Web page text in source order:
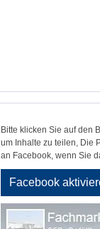
Bitte klicken Sie auf den
um Inhalte zu teilen, Die
an Facebook, wenn Sie
Facebook